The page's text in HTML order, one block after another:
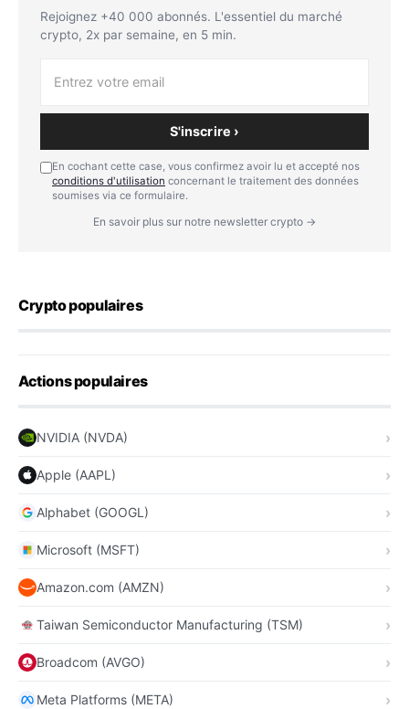
Rejoignez +40 000 abonnés. L'essentiel du marché
crypto, 2x par semaine, en 5 min.
S'inscrire ›
En cochant cette case, vous confirmez avoir lu et accepté nos
conditions d'utilisation concernant le traitement des données
soumises via ce formulaire.
En savoir plus sur notre newsletter crypto →
Crypto populaires
Actions populaires
NVIDIA (NVDA)
Apple (AAPL)
Alphabet (GOOGL)
Microsoft (MSFT)
Amazon.com (AMZN)
Taiwan Semiconductor Manufacturing (TSM)
Broadcom (AVGO)
Meta Platforms (META)